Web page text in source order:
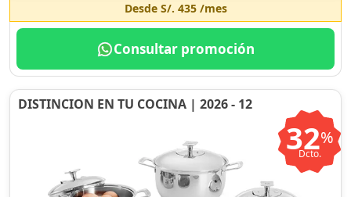
Desde S/. 435/mes
Consultar promoción
DISTINCION EN TU COCINA | 2026 - 12
32%
Dcto.